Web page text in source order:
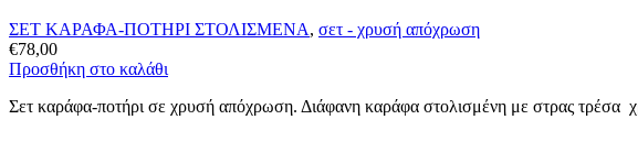
ΣΕΤ ΚΑΡΑΦΑ-ΠΟΤΗΡΙ ΣΤΟΛΙΣΜΕΝΑ, σετ - χρυσή απόχρωση
€78,00
Προσθήκη στο καλάθι
Σετ καράφα-ποτήρι σε χρυσή απόχρωση. Διάφανη καράφα στολισμένη με στρας τρέσα